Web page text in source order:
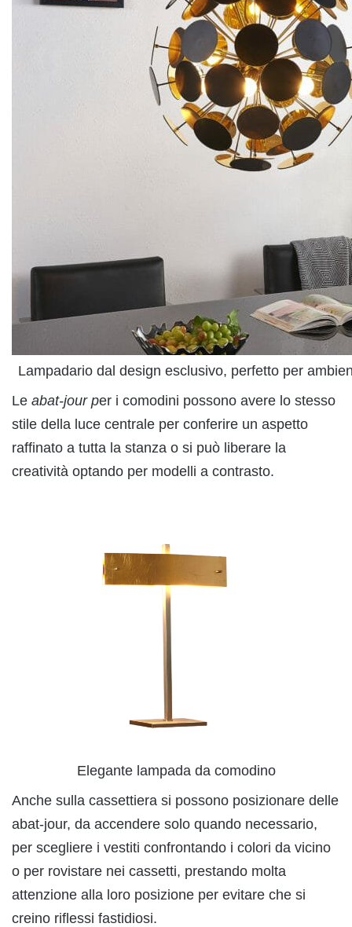
Lampadario dal design esclusivo, perfetto per
Le abat-jour per i comodini possono avere lo stesso
stile della luce centrale per conferire un aspetto
raffinato a tutta la stanza o si può liberare la
creatività optando per modelli a contrasto.
Elegante lampada da comodino
Anche sulla cassettiera si possono posizionare delle
abat-jour, da accendere solo quando necessario,
per scegliere i vestiti confrontando i colori da vicino
o per rovistare nei cassetti, prestando molta
attenzione alla loro posizione per evitare che si
creino riflessi fastidiosi.